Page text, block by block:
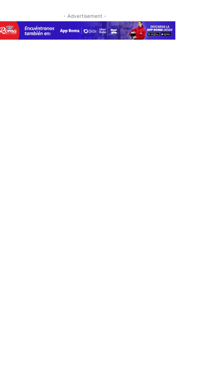
- Advertisement -